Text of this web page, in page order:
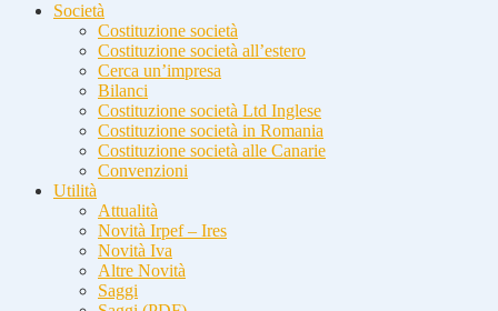
Società
Costituzione società
Costituzione società all’estero
Cerca un’impresa
Bilanci
Costituzione società Ltd Inglese
Costituzione società in Romania
Costituzione società alle Canarie
Convenzioni
Utilità
Attualità
Novità Irpef – Ires
Novità Iva
Altre Novità
Saggi